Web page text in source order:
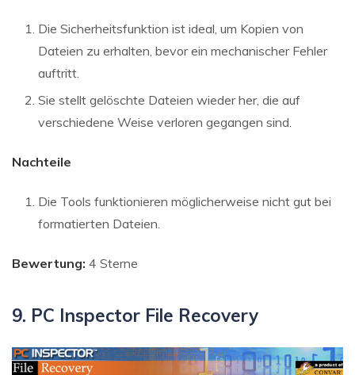
Die Sicherheitsfunktion ist ideal, um Kopien von
Dateien zu erhalten, bevor ein mechanischer Fehler
auftritt.
Sie stellt gelöschte Dateien wieder her, die auf
verschiedene Weise verloren gegangen sind.
Nachteile
Die Tools funktionieren möglicherweise nicht gut bei
formatierten Dateien.
Bewertung: 4 Sterne
9. PC Inspector File Recovery